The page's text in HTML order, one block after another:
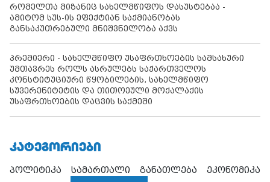
რომელთა მიზანიც სახელმწიფოს დასუსტებაა -
ამიტომ სუს-ის ეფექტიან საქმიანობას
განსაკუთრებული მნიშვნელობა აქვს
პრემიერი - სახელმწიფო უსაფრთხოების სამსახური
უმთავრეს როლს ასრულებს საქართველოს
კონსტიტუციური წყობილების, სახელმწიფო
სუვერენიტეტის და თითოეული მოქალაქის
უსაფრთხოების დაცვის საქმეში
ᲙᲐᲢᲔᲒᲝᲠᲘᲔᲑᲘ
პოლიტიკა სამართალი განათლება
ეკონომიკა